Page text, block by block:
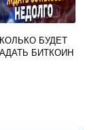
БУДЕТ
БИТКОИН